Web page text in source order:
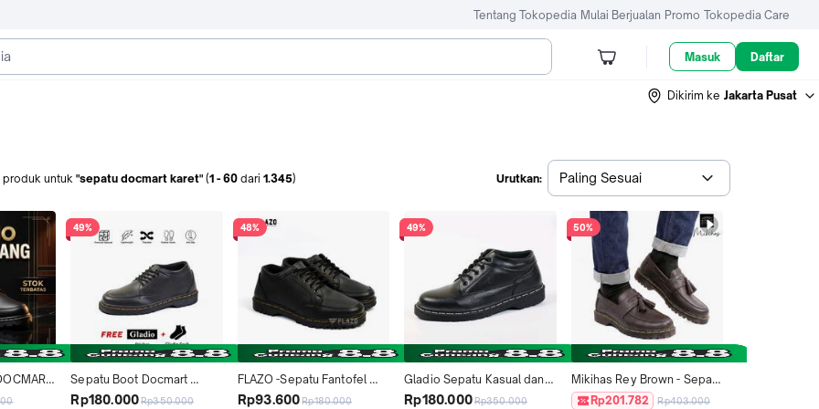
Tentang Tokopedia Mulai Berjualan Promo Tokopedia Care
Masuk Daftar
Dikirim ke Jakarta Pusat
produk untuk "sepatu docmart karet" (1 -60 dari 1.345) Urutkan: Paling Sesuai
Kerja
49%
Sepatu Boot Docmart
Gladio Marcos Pria Pantofel
Rp180.000Rp350.000
48%
FLAZO -Sepatu Fantofel
Formal Docmart Oxfrot
Rp93.600Rp180.000
49%
Gladio Sepatu Kasual dan
Formal Pria Hitam Docmart
Rp180.000Rp350.000
50%
Mikihas Rey Brown - Sepatu
Docmart Pria Loafers Slip-
Rp201.782 Rp403.000